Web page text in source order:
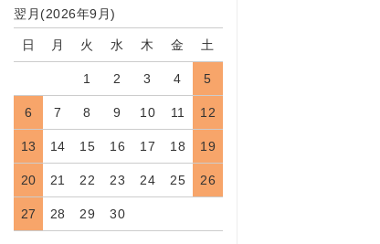
翌月(2026年9月)
日 月 火 水 木 金 土
1 2 3 4 5
6 7 8 9 10 11 12
13 14 15 16 17 18 19
20 21 22 23 24 25 26
27 28 29 30